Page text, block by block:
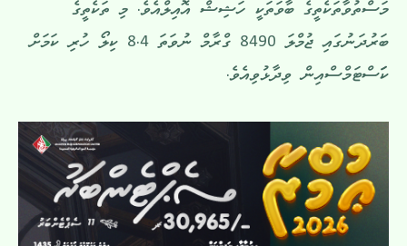
މަސްތުވާތަކެތީގެ ބާވަތަކީ ހަޝިޝް އޮއިލްއެވެ. މި ތަކެތީގެ
ބަރުދަނުގައި ޖުމްލަ 8490 ގްރާމް ނުވަތަ 8.4 ކިލޯ ހުރި ކަމަށް
ކަަސްޓަމްސްއިން ވިދާޅުވިއެވެ.